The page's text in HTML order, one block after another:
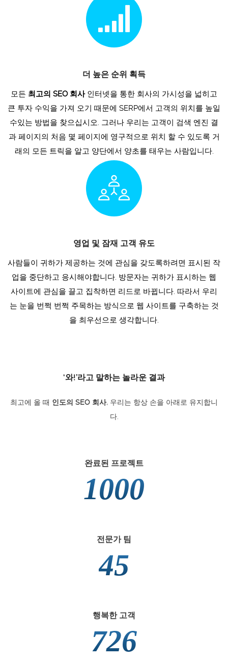
더 높은 순위 획득
모든 최고의 SEO 회사인터넷을 통한 회사의 가시성을 넓히고
큰 투자 수익을 가져 오기 때문에 SERP에서 고객의 위치를 ​​높일
수있는 방법을 찾으십시오. 그러나 우리는 고객이 검색 엔진 결
과 페이지의 처음 몇 페이지에 영구적으로 위치 할 수 있도록 거
래의 모든 트릭을 알고 양단에서 양초를 태우는 사람입니다.
영업 및 잠재 고객 유도
사람들이 귀하가 제공하는 것에 관심을 갖도록하려면 표시된 작
업을 중단하고 응시해야합니다. 방문자는 귀하가 표시하는 웹
사이트에 관심을 끌고 집착하면 리드로 바뀝니다. 따라서 우리
는 눈을 번쩍 번쩍 주목하는 방식으로 웹 사이트를 구축하는 것
을 최우선으로 생각합니다.
‘와!’라고 말하는 놀라운 결과
최고에 올 때 인도의 SEO 회사, 우리는 항상 손을 아래로 유지합니
다.
완료된 프로젝트
1000
전문가 팀
45
행복한 고객
726